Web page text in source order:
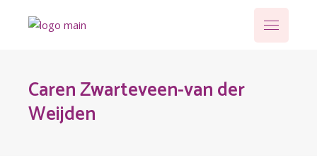
Caren Zwarteveen-van der
Weijden